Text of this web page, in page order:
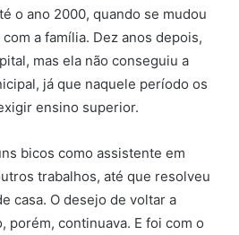
o ano 2000, quando se mudou
a família. Dez anos depois,
mas ela não conseguiu a
já que naquele período os
ensino superior.
bicos como assistente em
trabalhos, até que resolveu
casa. O desejo de voltar a
porém, continuava. E foi com o